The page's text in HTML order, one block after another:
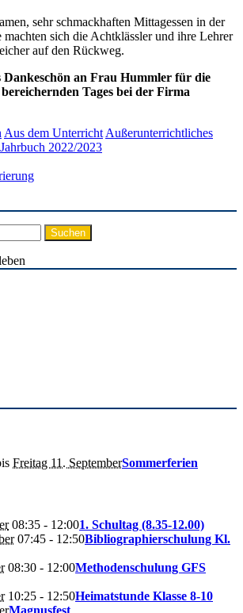
sehr schmackhaften Mittagessen in der
sich die Achtklässler und ihre Lehrer
auf den Rückweg.
Dankeschön an Frau Hummler für die
Tages bei der Firma
Aus dem Unterricht Außerunterrichtliches
Jahrbuch 2022/2023
Freitag 11. SeptemberSommerferien
08:35 - 12:001. Schultag (8.35-12.00)
07:45 - 12:50Bibliographierschulung Kl.
08:30 - 12:00Methodenschulung GFS
10:25 - 12:50Heimatstunde Klasse 8-10
Magnusfest